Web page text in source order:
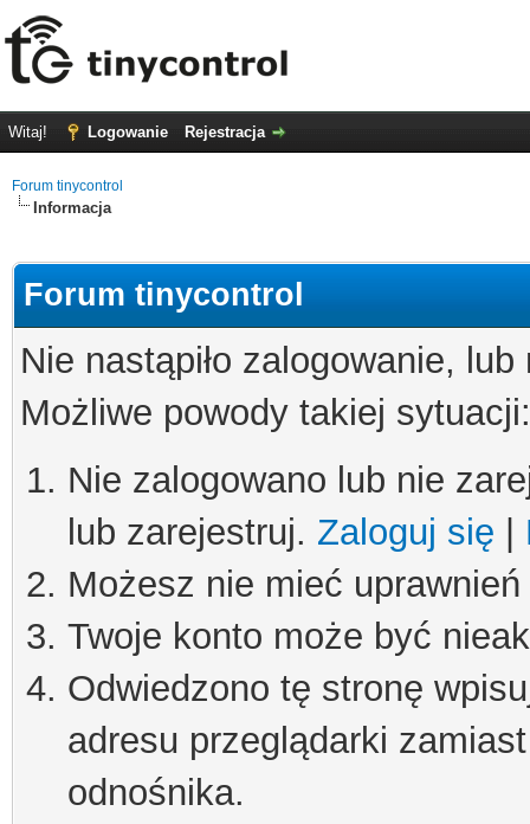
Witaj! Logowanie Rejestracja
Forum tinycontrol
Informacja
Forum tinycontrol
Nie nastąpiło zalogowanie,
Możliwe powody takiej sytuacji:
Nie zalogowano lub nie
lub zarejestruj. Zaloguj się
Możesz nie mieć
Twoje konto może być
Odwiedzono tę stronę
adresu przeglądarki
odnośnika.